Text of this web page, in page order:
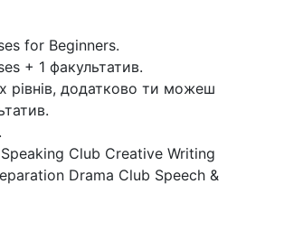
for Beginners.
+ 1 факультатив.
рівнів, додатково ти можеш
Club Creative Writing
Drama Club Speech &